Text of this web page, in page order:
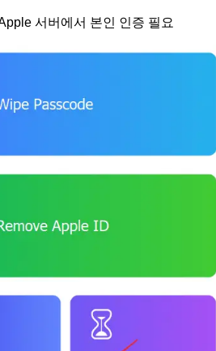
서버에서 본인 인증 필요